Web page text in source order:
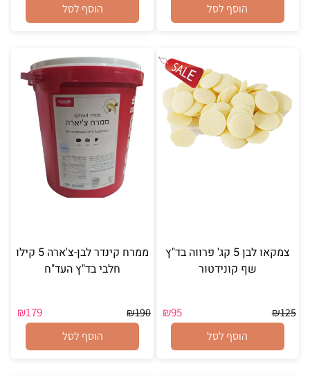
הוסף לסל הוסף לסל
צמקאו לבן 5 קג' פרווה בד"ץ
שף קונידטור
₪125
₪95
הוסף לסל
ממרח קינדר לבן-צ'ארה 5 קילו
חלבי בד"ץ העד"ח
₪190
₪179
הוסף לסל